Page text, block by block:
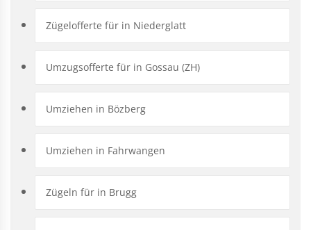
Zügelofferte für in Niederglatt
Umzugsofferte für in Gossau (ZH)
Umziehen in Bözberg
Umziehen in Fahrwangen
Zügeln für in Brugg